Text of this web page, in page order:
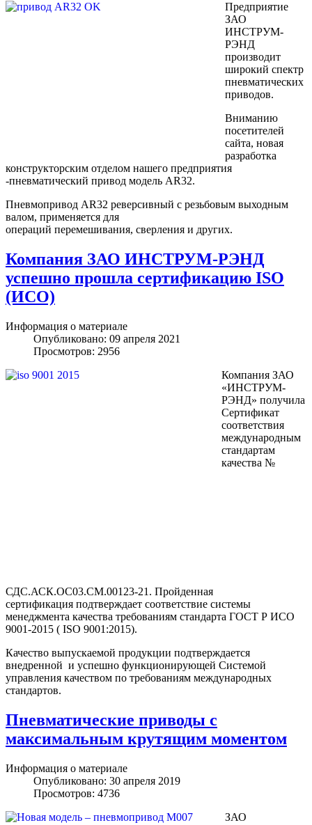
Предприятие
ЗАО
ИНСТРУМ-
РЭНД
производит
широкий спектр
пневматических
приводов.
Вниманию
посетителей
сайта, новая
разработка
конструкторским отделом нашего предприятия
-пневматический привод модель AR32.
Пневмопривод AR32 реверсивный с резьбовым выходным
валом, применяется для
операций перемешивания, сверления и других.
Компания ЗАО ИНСТРУМ-РЭНД
успешно прошла сертификацию ISO
(ИСО)
Информация о материале
Опубликовано: 09 апреля 2021
Просмотров: 2956
Компания ЗАО
«ИНСТРУМ-
РЭНД» получила
Сертификат
соответствия
международным
стандартам
качества №
СДС.АСК.ОС03.СМ.00123-21. Пройденная
сертификация подтверждает соответствие системы
менеджмента качества требованиям стандарта ГОСТ Р ИСО
9001-2015 ( ISO 9001:2015).
Качество выпускаемой продукции подтверждается
внедренной и успешно функционирующей Системой
управления качеством по требованиям международных
стандартов.
Пневматические приводы с
максимальным крутящим моментом
Информация о материале
Опубликовано: 30 апреля 2019
Просмотров: 4736
ЗАО